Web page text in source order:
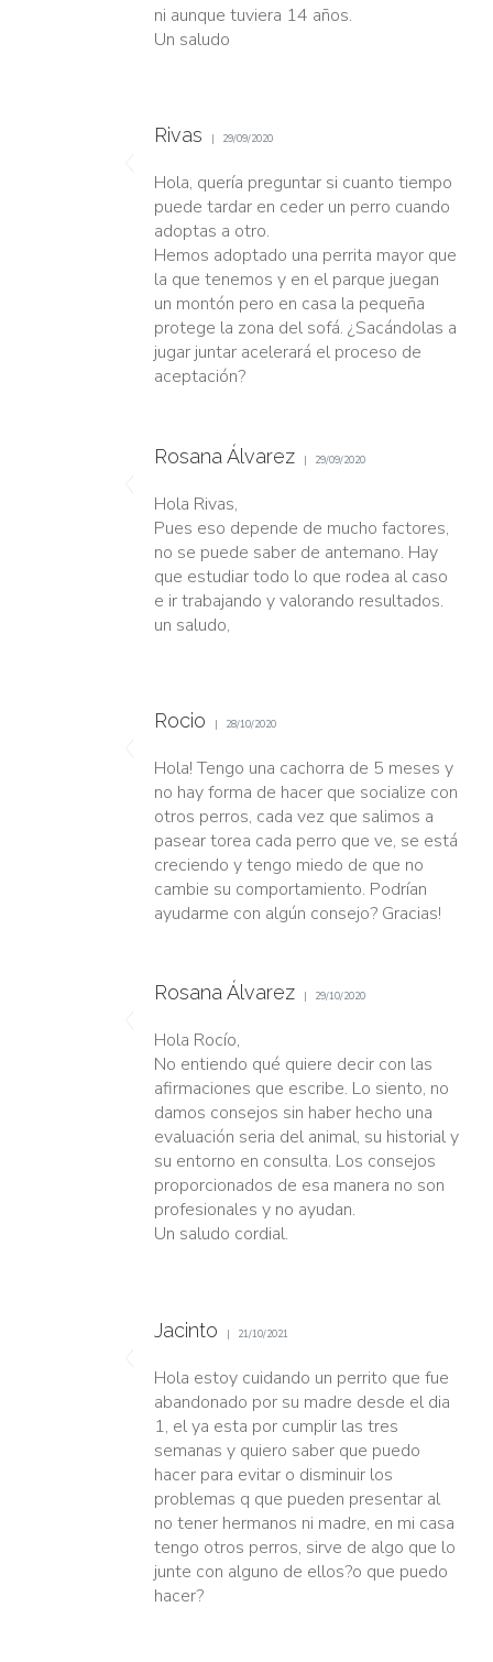
ni aunque tuviera 14 años.
Un saludo
Rivas 29/09/2020
Hola, quería preguntar si cuanto tiempo
puede tardar en ceder un perro cuando
adoptas a otro.
Hemos adoptado una perrita mayor que
la que tenemos y en el parque juegan
un montón pero en casa la pequeña
protege la zona del sofá. ¿Sacándolas a
jugar juntar acelerará el proceso de
aceptación?
Rosana Álvarez 29/09/2020
Hola Rivas,
Pues eso depende de mucho factores,
no se puede saber de antemano. Hay
que estudiar todo lo que rodea al caso
e ir trabajando y valorando resultados.
un saludo,
Rocio 28/10/2020
Hola! Tengo una cachorra de 5 meses y
no hay forma de hacer que socialize con
otros perros, cada vez que salimos a
pasear torea cada perro que ve, se está
creciendo y tengo miedo de que no
cambie su comportamiento. Podrían
ayudarme con algún consejo? Gracias!
Rosana Álvarez 29/10/2020
Hola Rocío,
No entiendo qué quiere decir con las
afirmaciones que escribe. Lo siento, no
damos consejos sin haber hecho una
evaluación seria del animal, su historial y
su entorno en consulta. Los consejos
proporcionados de esa manera no son
profesionales y no ayudan.
Un saludo cordial.
Jacinto 21/10/2021
Hola estoy cuidando un perrito que fue
abandonado por su madre desde el dia
1, el ya esta por cumplir las tres
semanas y quiero saber que puedo
hacer para evitar o disminuir los
problemas q que pueden presentar al
no tener hermanos ni madre, en mi casa
tengo otros perros, sirve de algo que lo
junte con alguno de ellos?o que puedo
hacer?